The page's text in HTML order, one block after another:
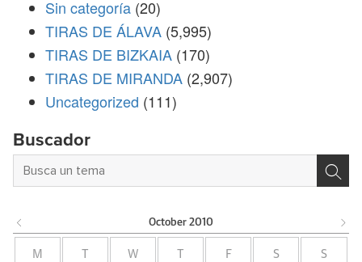
Sin categoría (20)
TIRAS DE ÁLAVA (5,995)
TIRAS DE BIZKAIA (170)
TIRAS DE MIRANDA (2,907)
Uncategorized (111)
Buscador
October 2010
M W F S S